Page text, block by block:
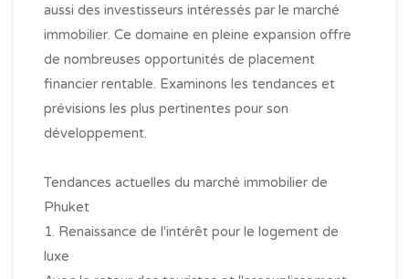
aussi des investisseurs intéressés par le marché
immobilier. Ce domaine en pleine expansion offre
de nombreuses opportunités de placement
financier rentable. Examinons les tendances et
prévisions les plus pertinentes pour son
développement.
Tendances actuelles du marché immobilier de
Phuket
1. Renaissance de l'intérêt pour le logement de
luxe